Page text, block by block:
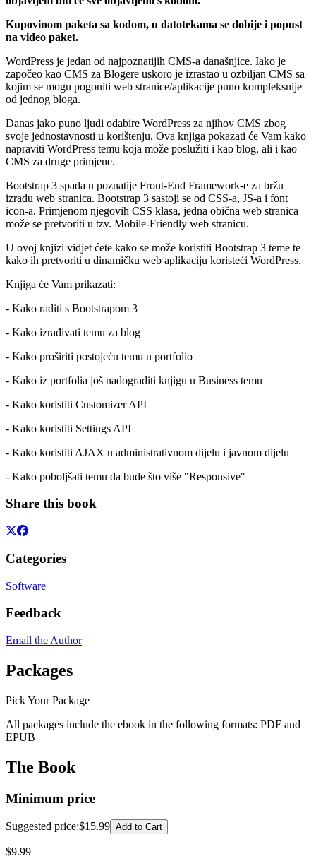
Kupovinom paketa sa kodom, u datotekama se dobije i popust
na video paket.
WordPress je jedan od najpoznatijih CMS-a današnjice. Iako je
započeo kao CMS za Blogere uskoro je izrastao u ozbiljan CMS sa
kojim se mogu pogoniti web stranice/aplikacije puno kompleksnije
od jednog bloga.
Danas jako puno ljudi odabire WordPress za njihov CMS zbog
svoje jednostavnosti u korištenju. Ova knjiga pokazati će Vam kako
napraviti WordPress temu koja može poslužiti i kao blog, ali i kao
CMS za druge primjene.
Bootstrap 3 spada u poznatije Front-End Framework-e za bržu
izradu web stranica. Bootstrap 3 sastoji se od CSS-a, JS-a i font
icon-a. Primjenom njegovih CSS klasa, jedna obična web stranica
može se pretvoriti u tzv. Mobile-Friendly web stranicu.
U ovoj knjizi vidjet ćete kako se može koristiti Bootstrap 3 teme te
kako ih pretvoriti u dinamičku web aplikaciju koristeći WordPress.
Knjiga će Vam prikazati:
- Kako raditi s Bootstrapom 3
- Kako izrađivati temu za blog
- Kako proširiti postojeću temu u portfolio
- Kako iz portfolia još nadograditi knjigu u Business temu
- Kako koristiti Customizer API
- Kako koristiti Settings API
- Kako koristiti AJAX u administrativnom dijelu i javnom dijelu
- Kako poboljšati temu da bude što više "Responsive"
Share this book
Categories
Software
Feedback
Email the Author
Packages
Pick Your Package
All packages include the ebook in the following formats: PDF and
EPUB
The Book
Minimum price
Suggested price:$15.99 Add to Cart
$9.99